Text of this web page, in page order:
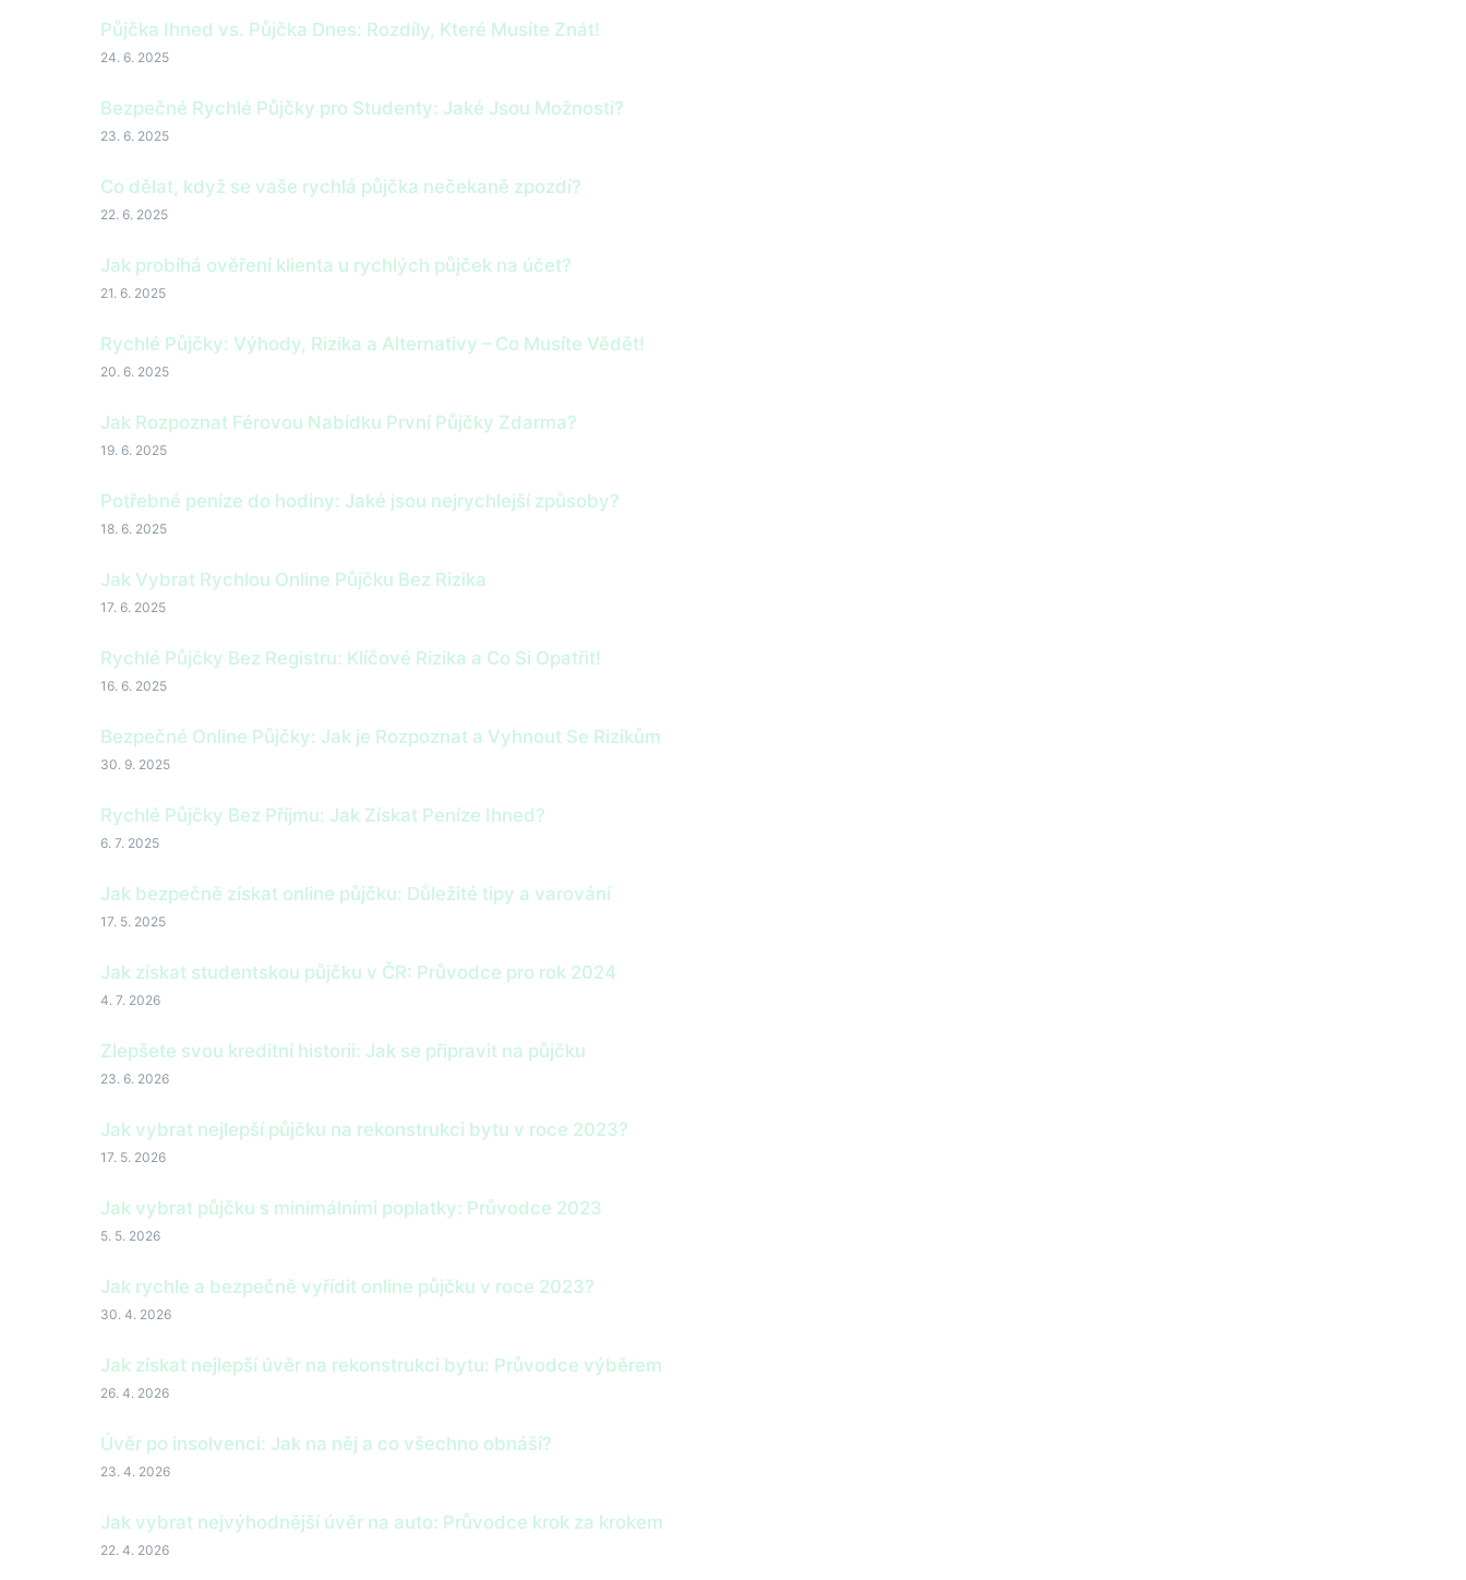
Půjčka Ihned vs. Půjčka Dnes: Rozdíly, Které Musíte Znát!
24. 6. 2025
Bezpečné Rychlé Půjčky pro Studenty: Jaké Jsou Možnosti?
23. 6. 2025
Co dělat, když se vaše rychlá půjčka nečekaně zpozdí?
22. 6. 2025
Jak probíhá ověření klienta u rychlých půjček na účet?
21. 6. 2025
Rychlé Půjčky: Výhody, Rizika a Alternativy – Co Musíte Vědět!
20. 6. 2025
Jak Rozpoznat Férovou Nabídku První Půjčky Zdarma?
19. 6. 2025
Potřebné peníze do hodiny: Jaké jsou nejrychlejší způsoby?
18. 6. 2025
Jak Vybrat Rychlou Online Půjčku Bez Rizika
17. 6. 2025
Rychlé Půjčky Bez Registru: Klíčové Rizika a Co Si Opatřit!
16. 6. 2025
Bezpečné Online Půjčky: Jak je Rozpoznat a Vyhnout Se Rizikům
30. 9. 2025
Rychlé Půjčky Bez Příjmu: Jak Získat Peníze Ihned?
6. 7. 2025
Jak bezpečně získat online půjčku: Důležité tipy a varování
17. 5. 2025
Jak získat studentskou půjčku v ČR: Průvodce pro rok 2024
4. 7. 2026
Zlepšete svou kreditní historii: Jak se připravit na půjčku
23. 6. 2026
Jak vybrat nejlepší půjčku na rekonstrukci bytu v roce 2023?
17. 5. 2026
Jak vybrat půjčku s minimálními poplatky: Průvodce 2023
5. 5. 2026
Jak rychle a bezpečně vyřídit online půjčku v roce 2023?
30. 4. 2026
Jak získat nejlepší úvěr na rekonstrukci bytu: Průvodce výběrem
26. 4. 2026
Úvěr po insolvenci: Jak na něj a co všechno obnáší?
23. 4. 2026
Jak vybrat nejvýhodnější úvěr na auto: Průvodce krok za krokem
22. 4. 2026